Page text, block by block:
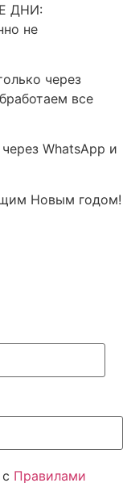
ДНИ:
не
через
все
WhatsApp и
Новым годом!
Правилами